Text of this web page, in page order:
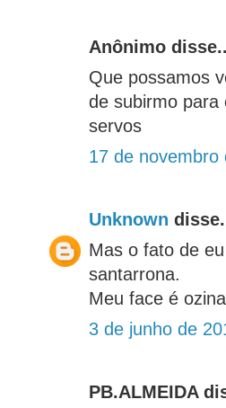
Anônimo
Que possamos
de subirmo para
servos
17 de novembro
Unknown
Mas o fato de
santarrona.
Meu face é
3 de junho de
PB.ALMEIDA